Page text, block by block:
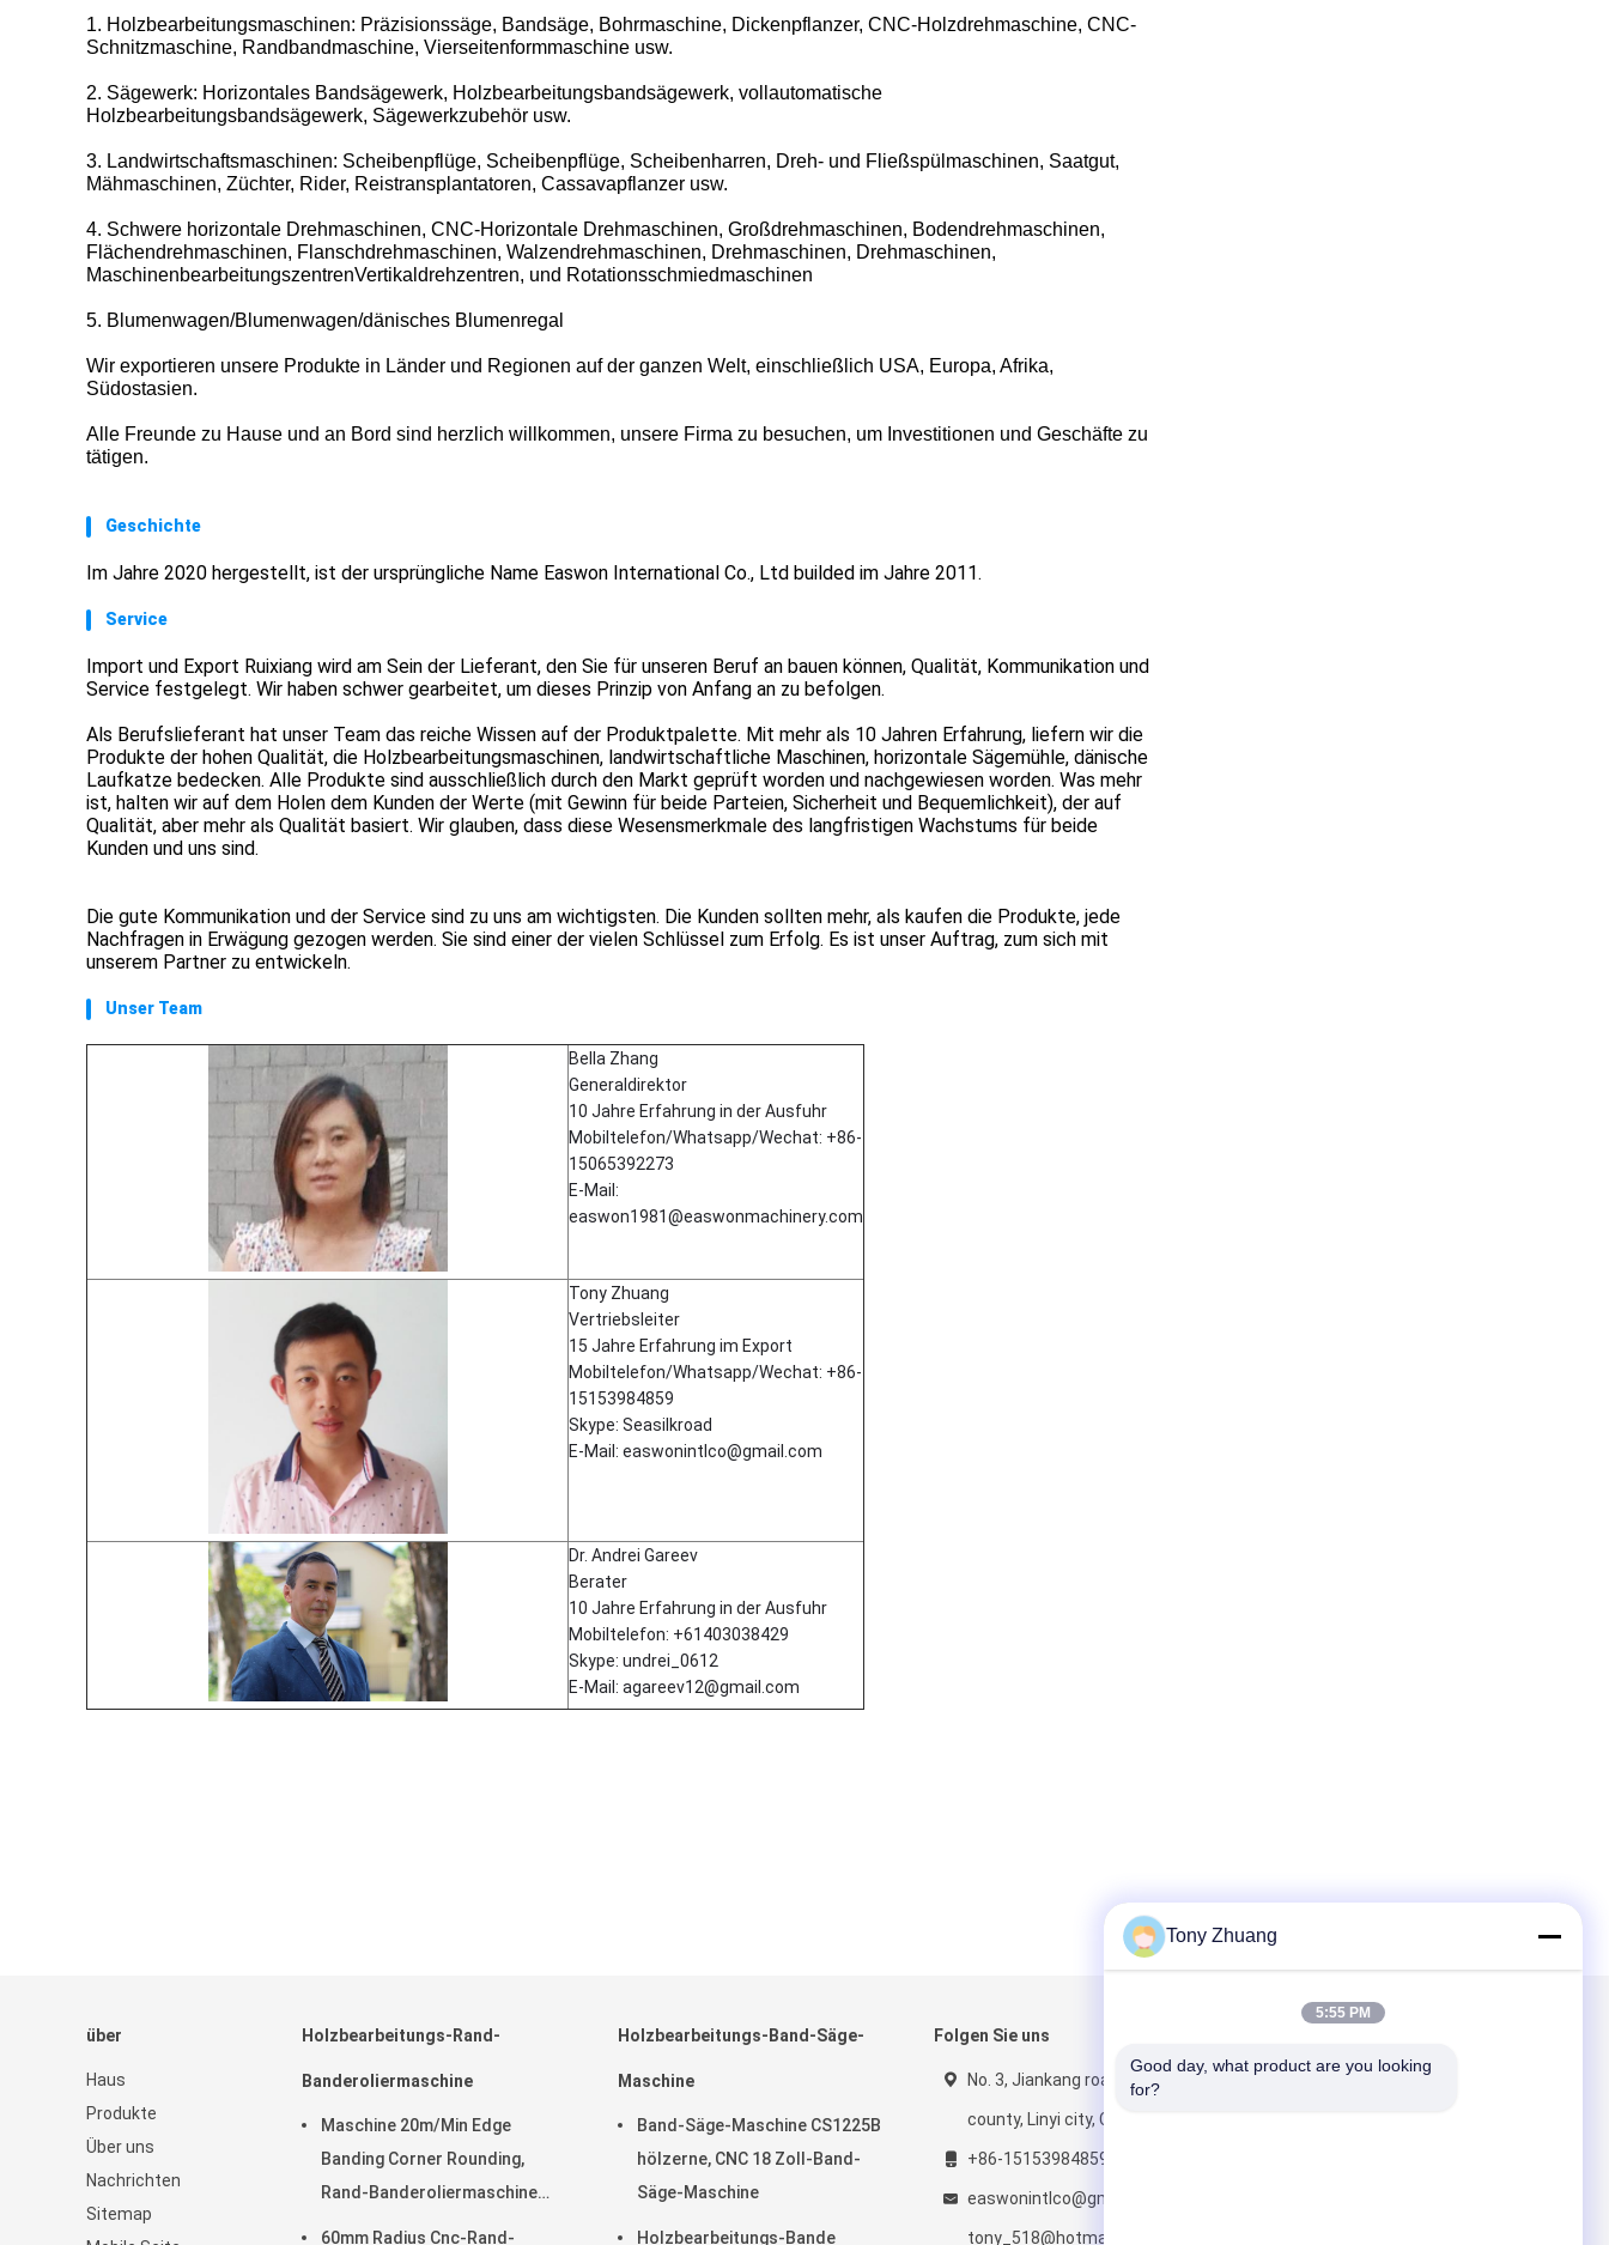
1. Holzbearbeitungsmaschinen: Präzisionssäge, Bandsäge, Bohrmaschine, Dickenpflanzer, CNC-Holzdrehmaschine, CNC-
Schnitzmaschine, Randbandmaschine, Vierseitenformmaschine usw.
2. Sägewerk: Horizontales Bandsägewerk, Holzbearbeitungsbandsägewerk, vollautomatische
Holzbearbeitungsbandsägewerk, Sägewerkzubehör usw.
3. Landwirtschaftsmaschinen: Scheibenpflüge, Scheibenpflüge, Scheibenharren, Dreh- und Fließspülmaschinen, Saatgut,
Mähmaschinen, Züchter, Rider, Reistransplantatoren, Cassavapflanzer usw.
4. Schwere horizontale Drehmaschinen, CNC-Horizontale Drehmaschinen, Großdrehmaschinen, Bodendrehmaschinen,
Flächendrehmaschinen, Flanschdrehmaschinen, Walzendrehmaschinen, Drehmaschinen, Drehmaschinen,
MaschinenbearbeitungszentrenVertikaldrehzentren, und Rotationsschmiedmaschinen
5. Blumenwagen/Blumenwagen/dänisches Blumenregal
Wir exportieren unsere Produkte in Länder und Regionen auf der ganzen Welt, einschließlich USA, Europa, Afrika,
Südostasien.
Alle Freunde zu Hause und an Bord sind herzlich willkommen, unsere Firma zu besuchen, um Investitionen und Geschäfte zu
tätigen.
Geschichte
Im Jahre 2020 hergestellt, ist der ursprüngliche Name Easwon International Co., Ltd builded im Jahre 2011.
Service
Import und Export Ruixiang wird am Sein der Lieferant, den Sie für unseren Beruf an bauen können, Qualität, Kommunikation und
Service festgelegt. Wir haben schwer gearbeitet, um dieses Prinzip von Anfang an zu befolgen.
Als Berufslieferant hat unser Team das reiche Wissen auf der Produktpalette. Mit mehr als 10 Jahren Erfahrung, liefern wir die
Produkte der hohen Qualität, die Holzbearbeitungsmaschinen, landwirtschaftliche Maschinen, horizontale Sägemühle, dänische
Laufkatze bedecken. Alle Produkte sind ausschließlich durch den Markt geprüft worden und nachgewiesen worden. Was mehr
ist, halten wir auf dem Holen dem Kunden der Werte (mit Gewinn für beide Parteien, Sicherheit und Bequemlichkeit), der auf
Qualität, aber mehr als Qualität basiert. Wir glauben, dass diese Wesensmerkmale des langfristigen Wachstums für beide
Kunden und uns sind.
Die gute Kommunikation und der Service sind zu uns am wichtigsten. Die Kunden sollten mehr, als kaufen die Produkte, jede
Nachfragen in Erwägung gezogen werden. Sie sind einer der vielen Schlüssel zum Erfolg. Es ist unser Auftrag, zum sich mit
unserem Partner zu entwickeln.
Unser Team
Bella Zhang
Generaldirektor
10 Jahre Erfahrung in der Ausfuhr
Mobiltelefon/Whatsapp/Wechat: +86-
15065392273
E-Mail:
easwon1981@easwonmachinery.com
Tony Zhuang
Vertriebsleiter
15 Jahre Erfahrung im Export
Mobiltelefon/Whatsapp/Wechat: +86-
15153984859
Skype: Seasilkroad
E-Mail: easwonintlco@gmail.com
Dr. Andrei Gareev
Berater
10 Jahre Erfahrung in der Ausfuhr
Mobiltelefon: +61403038429
Skype: undrei_0612
E-Mail: agareev12@gmail.com
über
Haus
Produkte
Über uns
Nachrichten
Sitemap
Holzbearbeitungs-Rand-
Banderoliermaschine
Maschine 20m/Min Edge
Banding Corner Rounding,
Rand-Banderoliermaschine
60mm Radius Cnc-Rand-
Holzbearbeitungs-Band-Säge-
Maschine
Band-Säge-Maschine CS1225B
hölzerne, CNC 18 Zoll-Band-
Säge-Maschine
Holzbearbeitungs-Bande
Folgen Sie uns
No. 3, Jiankang road, Yishui
county, Linyi city, China
+86-15153984859
easwonintlco@gmail.com;
tony_518@hotmail.com
Tony Zhuang
5:55 PM
Good day, what product are you looking
for?